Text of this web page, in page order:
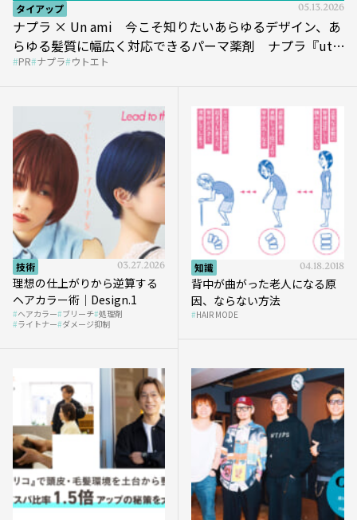
タイアップ 05.13.2026
ナプラ × Un ami 今こそ知りたいあらゆるデザイン、あ
らゆる髪質に幅広く対応できるパーマ薬剤 ナプラ『ut-
et』
PR ナプラ ウトエト
技術 03.27.2026
理想の仕上がりから逆算する
ヘアカラー術｜Design.1
ヘアカラー ブリーチ 処理剤
ライトナー ダメージ抑制
知識 04.18.2018
背中が曲がった老人になる原
因、ならない方法
HAIR MODE